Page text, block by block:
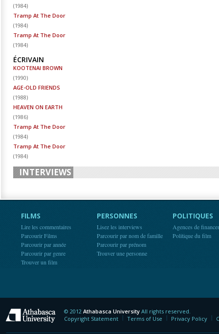
(1984)
Tramp At The Door
(1984)
Tramp At The Door
(1984)
ÉCRIVAIN
KOOTENAI BROWN
(1990)
AGE-OLD FRIENDS
(1988)
HEAVEN ON EARTH
(1986)
Tramp At The Door
(1984)
Tramp At The Door
(1984)
INTERVIEWS
FILMS
Lire les commentaires
Parcourir Films
Parcourir par année
Parcourir par genre
Trouver un film
PERSONNES
Lisez les interviews
Parcourir par nom de famille
Parcourir par prénom
Trouver une personne
POLITIQUES
Agences de
Politique du film
Athabasca University
© 2012 Athabasca University All rights reserved.
Copyright Statement
Terms of Use Privacy Policy